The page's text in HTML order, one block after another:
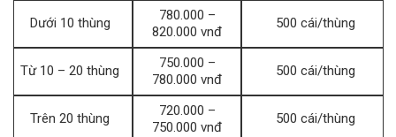
Dưới 10 thùng
780.000 –
820.000 vnđ
500 cái/thùng
Từ 10 – 20 thùng
750.000 –
780.000 vnđ
500 cái/thùng
Trên 20 thùng
720.000 –
750.000 vnđ
500 cái/thùng